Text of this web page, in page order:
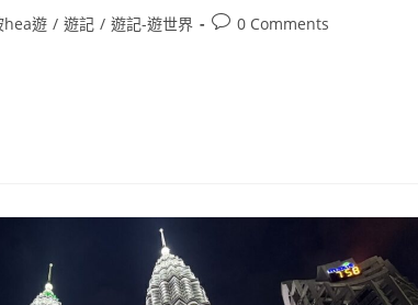
hea遊 / 遊記 / 遊記-遊世界
Post0 Comments